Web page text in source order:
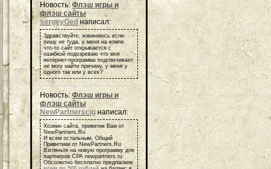
Новость: Флэш игры и
флэш сайты
sergeyGed написал:
Здравствуйте, извиняюсь если
пишу не туда, у меня на компе
что-то сайт открывается с
ошибкой подозреваю что моя
интернет-программа подглючивает
не могу найти причину, у меня у
одного так или у всех?
Новость: Флэш игры и
флэш сайты
NewPartnerscig написал:
Хозяин сайта, приветик Вам от
NewPartners.Ru
И всем остальным, Общий
Приветики от NewPartners.Ru
Взгляньте на новую программу для
партнеров СРА newpartners.ru
Обсолютно бесплатно предлагаем